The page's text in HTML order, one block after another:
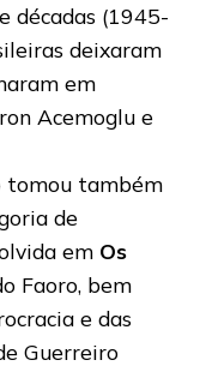
décadas (1945-
deixaram
em
Acemoglu e
tomou também
de
em Os
Faoro, bem
e das
Guerreiro